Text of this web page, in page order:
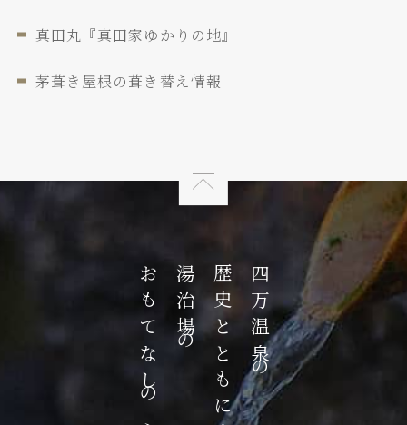
真田丸『真田家ゆかりの地』
茅葺き屋根の葺き替え情報
四万温泉の
湯治場の
おもてなしの心